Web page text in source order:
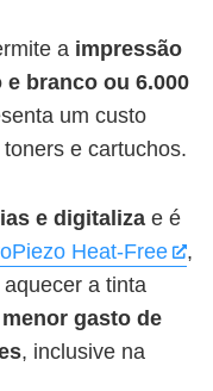
a impressão
e branco ou 6.000
um custo
e cartuchos.
e digitaliza e é
Heat-Free
,
a tinta
menor gasto de
, inclusive na